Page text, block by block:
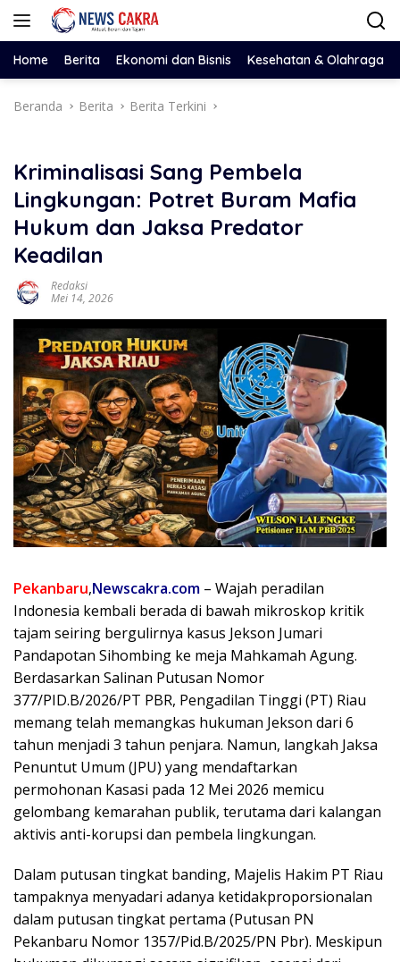
Langsung
Home Berita Ekonomi dan Bisnis Kesehatan & Olahraga
Beranda Berita Berita Terkini
Kriminalisasi Sang Pembela
Lingkungan: Potret Buram Mafia
Hukum dan Jaksa Predator
Keadilan
Redaksi
Mei 14, 2026
Pekanbaru,Newscakra.com – Wajah peradilan
Indonesia kembali berada di bawah mikroskop kritik
tajam seiring bergulirnya kasus Jekson Jumari
Pandapotan Sihombing ke meja Mahkamah Agung.
Berdasarkan Salinan Putusan Nomor
377/PID.B/2026/PT PBR, Pengadilan Tinggi (PT) Riau
memang telah memangkas hukuman Jekson dari 6
tahun menjadi 3 tahun penjara. Namun, langkah Jaksa
Penuntut Umum (JPU) yang mendaftarkan
permohonan Kasasi pada 12 Mei 2026 memicu
gelombang kemarahan publik, terutama dari kalangan
aktivis anti-korupsi dan pembela lingkungan.
Dalam putusan tingkat banding, Majelis Hakim PT Riau
tampaknya menyadari adanya ketidakproporsionalan
dalam putusan tingkat pertama (Putusan PN
Pekanbaru Nomor 1357/Pid.B/2025/PN Pbr). Meskipun